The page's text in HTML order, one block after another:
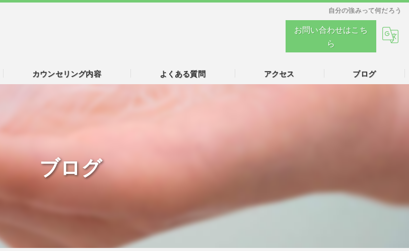
自分の強みって何だろう
お問い合わせはこち
ら
カウンセリング内容 よくある質問 アクセス ブログ
ブログ